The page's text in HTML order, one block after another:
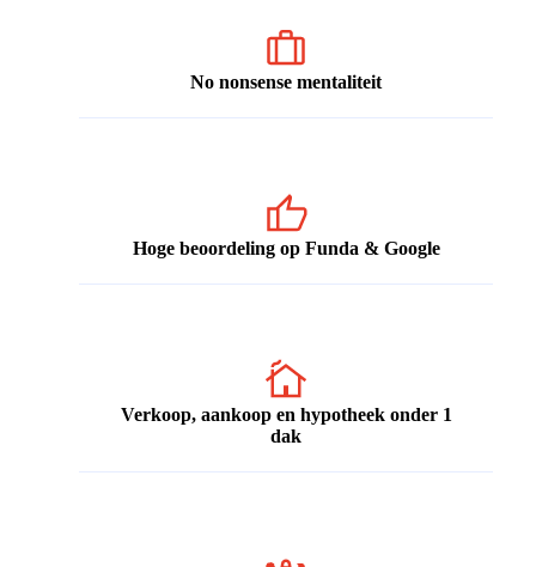
No nonsense mentaliteit
Hoge beoordeling op Funda & Google
Verkoop, aankoop en hypotheek onder 1
dak